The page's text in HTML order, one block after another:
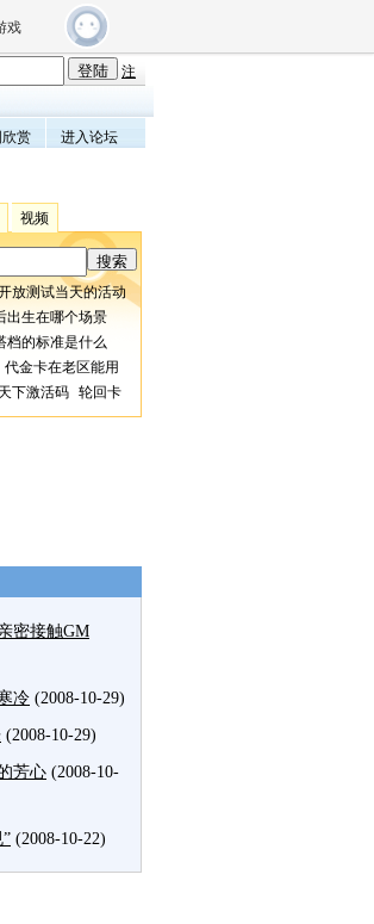
戏
4
部
界
注
赏 进入论坛
视频
放测试当天的活动
出生在哪个场景
档的标准是什么
代金卡在老区能用
下激活码 轮回卡
密接触GM
冷 (2008-10-29)
(2008-10-29)
芳心 (2008-10-
(2008-10-22)